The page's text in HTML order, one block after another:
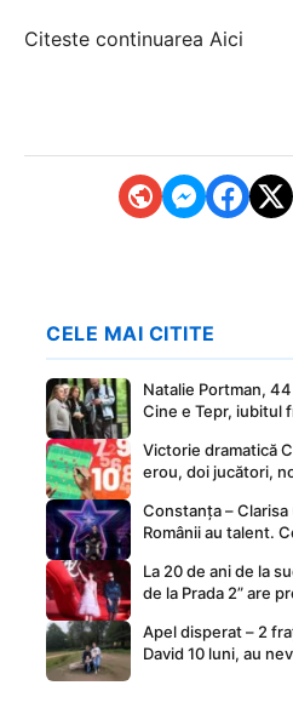
Citeste continuarea Aici
CELE MAI CITITE
Natalie Portman,
Cine e Tepr, iubitul
Victorie dramatică
erou, doi jucători,
Constanța – Clarisa
Românii au talent.
La 20 de ani de la
de la Prada 2” are
Apel disperat – 2
David 10 luni, au